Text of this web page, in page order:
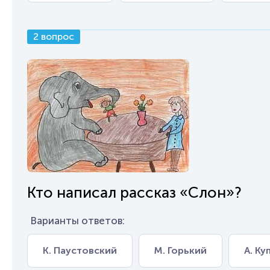
2 вопрос
Кто написал рассказ «Слон»?
Варианты ответов:
К. Паустовский М. Горький А.